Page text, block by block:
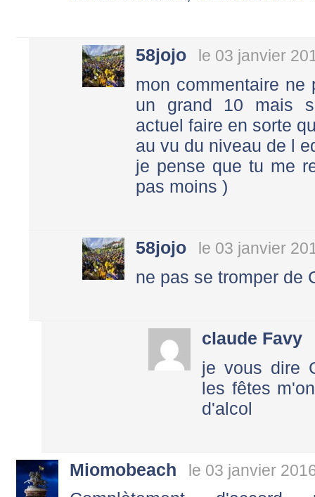
58jojo le 03 janvier
mon commentaire
un grand 10 mais
actuel faire en sorte
au vu du niveau de l
je pense que tu me
pas moins )
58jojo le 03 janvier
ne pas se tromper de
claude Favy
je vous dire
les fêtes
d'alcol
Miomobeach le 03 janvier